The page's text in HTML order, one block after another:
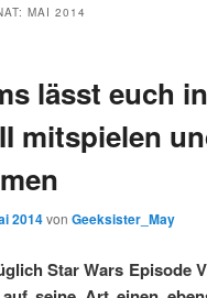
MAI 2014
lässt euch
mitspielen
2014von Geeksister_May
Star Wars Episode